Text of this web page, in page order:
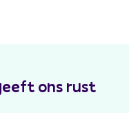
ons rust